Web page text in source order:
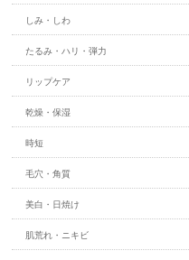
しみ・しわ
たるみ・ハリ・弾力
リップケア
乾燥・保湿
時短
毛穴・角質
美白・日焼け
肌荒れ・ニキビ